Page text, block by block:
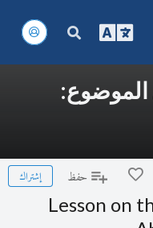
حفظ إشتراك
Lesson on